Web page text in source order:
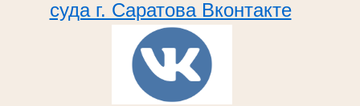
суда г. Саратова Вконтакте